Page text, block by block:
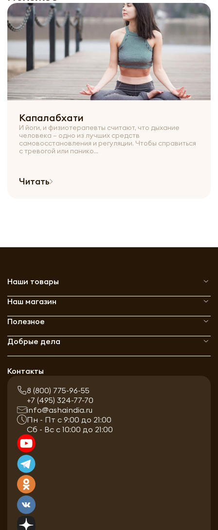
Капалабхати
И йоги, и физиотерапевты считают, что дыхание
человека — одно из лучших средств
самовосстановления и регуляции. Чтобы справиться
с тревогой или панико...
Читать
Наши товары
Наш магазин
Полезное
Добрые дела
Контакты
8 (800) 775-96-55
+7 (495) 324-77-70
info@ashaindia.ru
Пн - Пт с 9:00 до 21:00
Сб - Вс с 10:00 до 21:00